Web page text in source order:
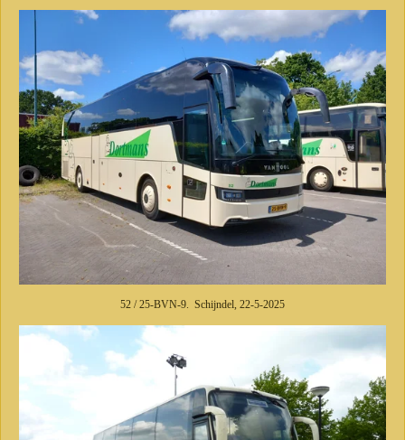
52 / 25-BVN-9. Schijndel, 22-5-2025